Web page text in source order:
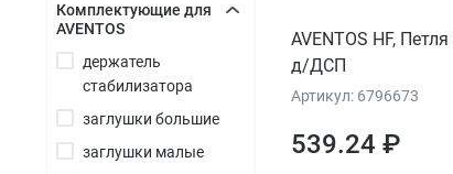
Комплектующие для
AVENTOS
держатель
стабилизатора
заглушки большие
заглушки малые
AVENTOS HF,
д/ДСП
Артикул: 6796673
539.24 ₽